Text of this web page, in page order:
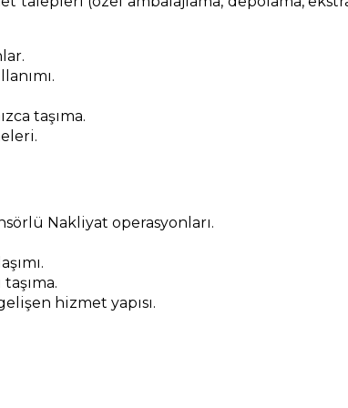
taşıma.
Nakliyat operasyonları.
hizmet yapısı.